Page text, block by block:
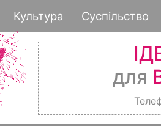
до
основного
Культура Суспільство
для